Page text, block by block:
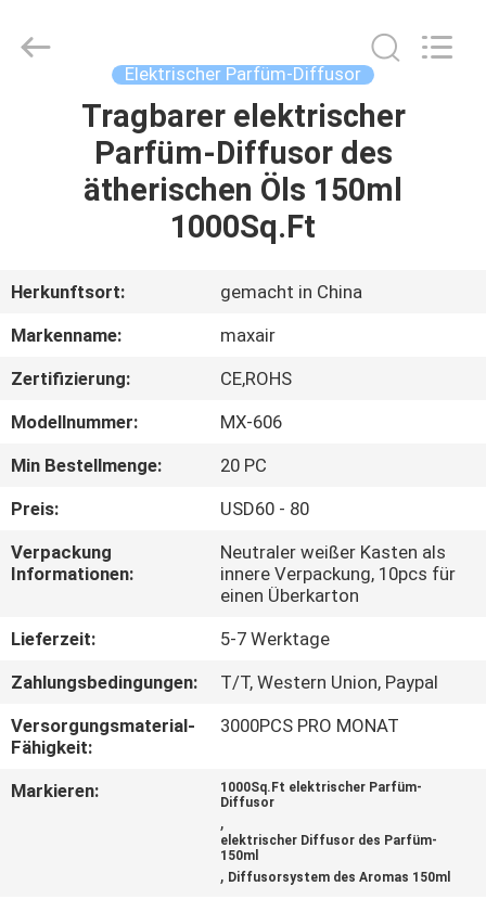
PRODUKTE
UNS
AUSFLUG
QUALITÄTSKONTROLLE
TRETEN
SIE
UNS
IN
VERBINDUNG
FORDERN
Elektrischer Parfüm-Diffusor
Tragbarer elektrischer
Parfüm-Diffusor des
ätherischen Öls 150ml
1000Sq.Ft
Herkunftsort:
gemacht in China
Markenname:
maxair
Zertifizierung:
CE,ROHS
Modellnummer:
MX-606
Min Bestellmenge:
20 PC
Preis:
USD60 - 80
Verpackung
Informationen:
Neutraler weißer Kasten als
innere Verpackung, 10pcs für
einen Überkarton
Lieferzeit:
5-7 Werktage
Zahlungsbedingungen:
T/T, Western Union, Paypal
Versorgungsmaterial-
Fähigkeit:
3000PCS PRO MONAT
Markieren:
1000Sq.Ft elektrischer Parfüm-
Diffusor
,
elektrischer Diffusor des Parfüm-
150ml
, Diffusorsystem des Aromas 150ml